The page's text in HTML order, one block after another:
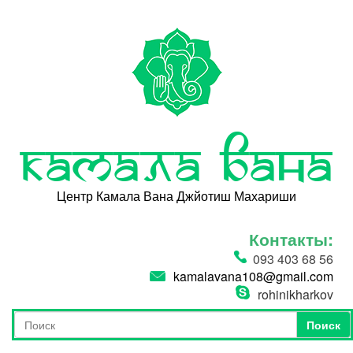
Камала Вана
Центр Камала Вана Джйотиш Махариши
Контакты:
093 403 68 56
kamalavana108@gmail.com
rohinikharkov
Форма поиска
Поиск